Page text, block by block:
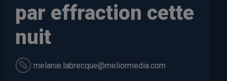
par effraction cette
nuit
melanie.labrecque@meliormedia.com